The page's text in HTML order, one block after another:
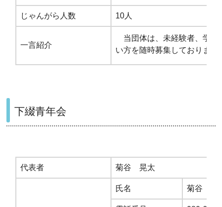
じゃんがら人数 10人
一言紹介
当団体は、未経験者、学生
い方を随時募集しております
下綴青年会
代表者 菊谷 晃太
氏名 菊谷 晃